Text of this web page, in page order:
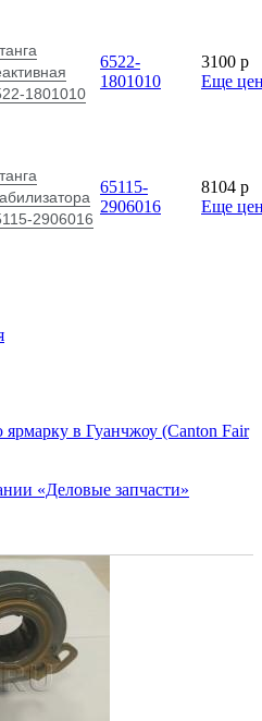
1801010
6522-
1801010
3100 p
Еще
2906016
65115-
2906016
8104 p
Еще
в Гуанчжоу (Canton Fair
«Деловые запчасти»